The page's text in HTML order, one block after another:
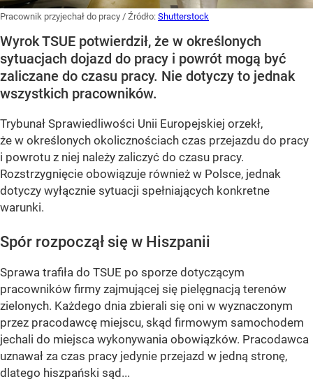
Pracownik przyjechał do pracy / Źródło: Shutterstock
Wyrok TSUE potwierdził, że w określonych
sytuacjach dojazd do pracy i powrót mogą być
zaliczane do czasu pracy. Nie dotyczy to jednak
wszystkich pracowników.
Trybunał Sprawiedliwości Unii Europejskiej orzekł,
że w określonych okolicznościach czas przejazdu do pracy
i powrotu z niej należy zaliczyć do czasu pracy.
Rozstrzygnięcie obowiązuje również w Polsce, jednak
dotyczy wyłącznie sytuacji spełniających konkretne
warunki.
Spór rozpoczął się w Hiszpanii
Sprawa trafiła do TSUE po sporze dotyczącym
pracowników firmy zajmującej się pielęgnacją terenów
zielonych. Każdego dnia zbierali się oni w wyznaczonym
przez pracodawcę miejscu, skąd firmowym samochodem
jechali do miejsca wykonywania obowiązków. Pracodawca
uznawał za czas pracy jedynie przejazd w jedną stronę,
dlatego hiszpański sąd...